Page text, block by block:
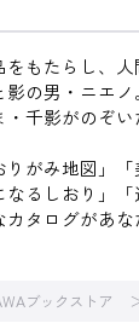
もたらし、
の男・ニエノ。
千影がのぞ
りがみ地図」
るしおり」「
カタログがあ
ブックストア